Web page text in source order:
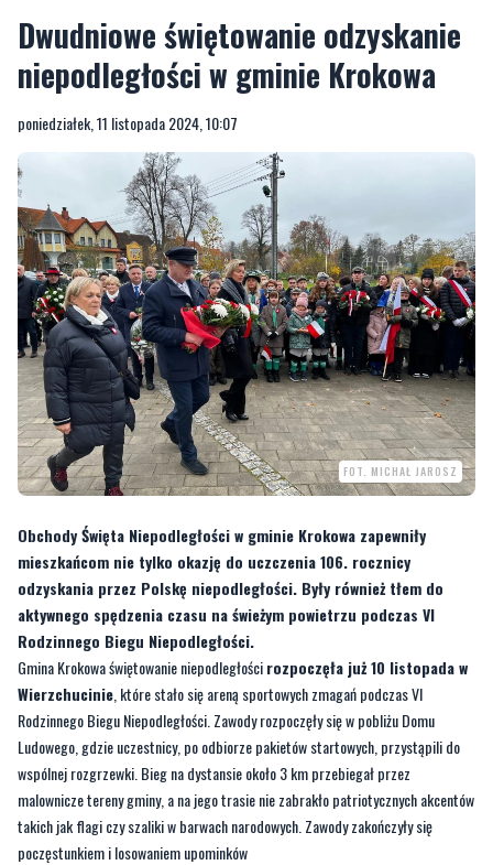
Dwudniowe świętowanie odzyskanie
niepodległości w gminie Krokowa
poniedziałek, 11 listopada 2024, 10:07
FOT. MICHAŁ JAROSZ
Obchody Święta Niepodległości w gminie Krokowa zapewniły
mieszkańcom nie tylko okazję do uczczenia 106. rocznicy
odzyskania przez Polskę niepodległości. Były również tłem do
aktywnego spędzenia czasu na świeżym powietrzu podczas VI
Rodzinnego Biegu Niepodległości.
Gmina Krokowa świętowanie niepodległościrozpoczęła już 10 listopada w
Wierzchucinie , które stało się areną sportowych zmagań podczas VI
Rodzinnego Biegu Niepodległości. Zawody rozpoczęły się w pobliżu Domu
Ludowego, gdzie uczestnicy, po odbiorze pakietów startowych, przystąpili do
wspólnej rozgrzewki. Bieg na dystansie około 3 km przebiegał przez
malownicze tereny gminy, a na jego trasie nie zabrakło patriotycznych akcentów
takich jak flagi czy szaliki w barwach narodowych. Zawody zakończyły się
poczęstunkiem i losowaniem upominków